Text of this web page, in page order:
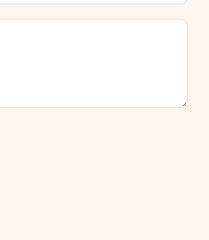
iDeal, Paypal, luottokortti,
lahjasi ei ole sinun mielesi